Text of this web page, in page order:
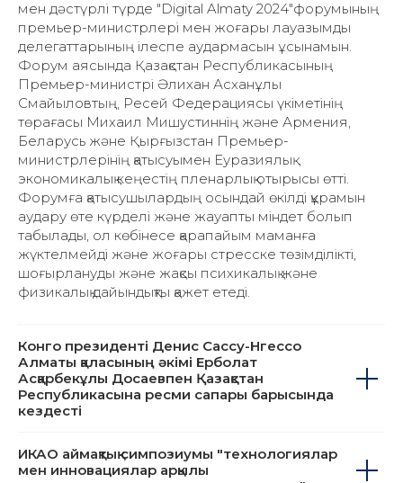
Іс-шара туралы:
Міне, бесінші жыл қатарынан, 2018 жылдан бастап,
мен дәстүрлі түрде "Digital Almaty 2024"форумының
премьер-министрлері мен жоғары лауазымды
делегаттарының ілеспе аудармасын ұсынамын.
Форум аясында Қазақстан Республикасының
Премьер-министрі Әлихан Асханұлы
Смайыловтың, Ресей Федерациясы үкіметінің
төрағасы Михаил Мишустиннің және Армения,
Беларусь және Қырғызстан Премьер-
министрлерінің қатысуымен Еуразиялық
экономикалық кеңестің пленарлық отырысы өтті.
Форумға қатысушылардың осындай өкілді құрамын
аудару өте күрделі және жауапты міндет болып
табылады, ол көбінесе қарапайым маманға
жүктелмейді және жоғары стресске төзімділікті,
Конго президенті Денис Сассу-Нгессо
Алматы қаласының әкімі Ерболат
Асқарбекұлы Досаевпен Қазақстан
кездесті